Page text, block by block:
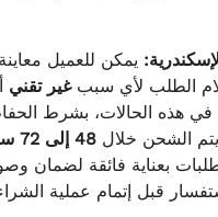
يمكن للعميل
الطلب لأي سببغير تقني
في هذه الحالات، بشرط
يتم الشحن خلال 48 إلى 72 ساعة
بعناية فائقة لضمان
قبل إتمام عملية